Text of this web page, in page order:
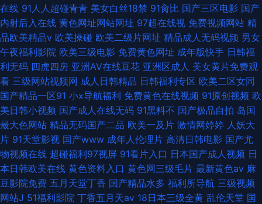
在线 91人人超碰青青 美女白丝18禁 91肏比 国产三区电影 国产
内射后入在线 黄色网址网站网址 97超在线视 免费视频网站 精
品欧美精品v 欧美操碰 欧美二级片网址 精品成人无码视频 男女
午夜福利影院 欧美三级电影 免费黄色网址 成年版快手 日韩福
利无码 四虎四房 亚洲AV在线豆花 亚洲区成人 美女黄片免费观
看 三级网站视频网 成人日韩精品 日韩福利专区 欧美二区女同
国产精品一区91 小x导航福利 免费黄色在线视频 91原创视频 欧
美日韩小视频 国产成人在线无码 91黑料不 国产极品自拍 岛国
最大色网站 精品无码国产二品 欧美一及片 激情网婷婷 人妖大
片 91天堂影视 国产www 成年人伦理片 高清日韩电影 国产尤
物视频在线 超碰福利97视屏 91看片入口 日本国产成人视频 日
本日韩欧美在线 黄色资料入口 黄色网三级毛片 最新黄色av 麻
豆影院免费 五月天堂丁香 国产精品水多 福利所导航 三级视频
网站J 51福利影院 丁香五月天av 18日本三级全黄 乱伦天堂 国